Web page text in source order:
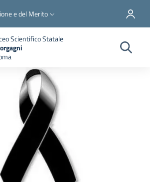
e del Merito
Scientifico Statale